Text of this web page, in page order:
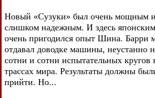
Новый «Сузуки» был очень мощным
слишком надежным. И здесь
очень пригодился опыт Шина. Барри
отдавал доводке машины, неустанно
сотни и сотни испытательных кругов
трассах мира. Результаты должны
прийти. Но...